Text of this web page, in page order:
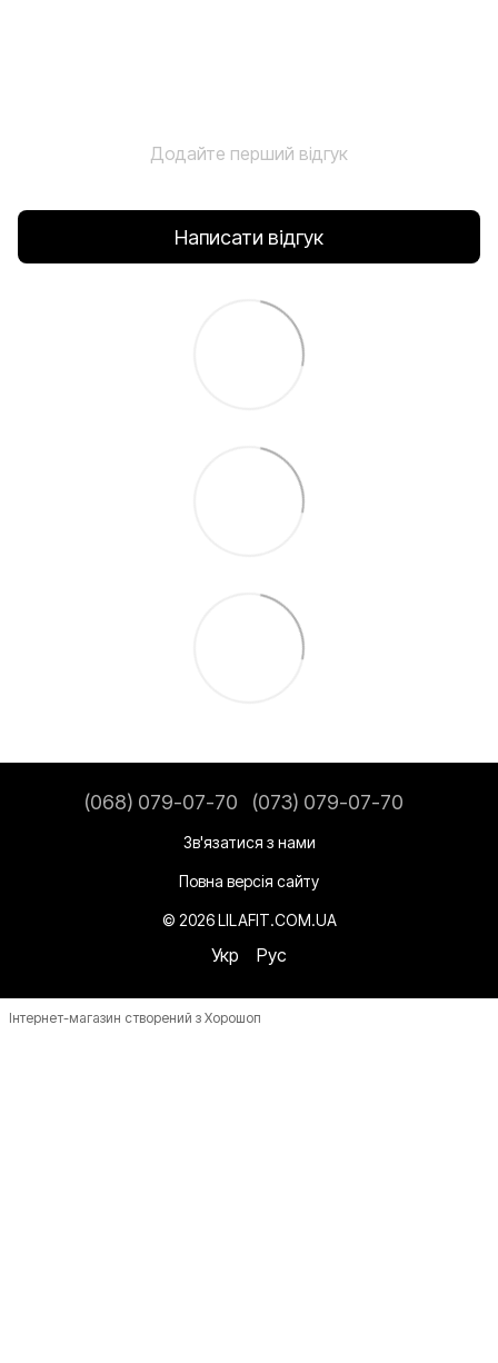
Додайте перший відгук
Написати відгук
(068) 079-07-70 (073) 079-07-70
Зв'язатися з нами
Повна версія сайту
© 2026 LILAFIT.COM.UA
Укр Рус
Інтернет-магазин створений з Хорошоп